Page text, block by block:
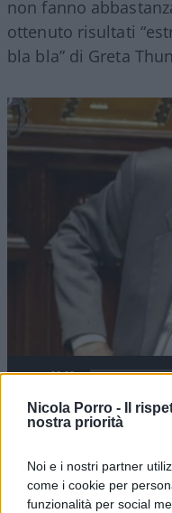
Nicola Porro -
Il
nostra priorità
Noi e i nostri partner
come i cookie per
funzionalità per social
non fanno
ottenuto risultati
bla bla” di Greta
Video
Player
00:00
competere sul
Parisi. Ma non